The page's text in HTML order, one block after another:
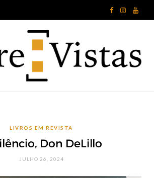
F
c
I Y
u
LIVROS EM REVISTA
Don DeLillo
JULHO 26, 2024